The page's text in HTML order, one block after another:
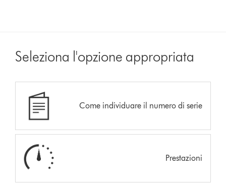
Seleziona l'opzione appropriata
Come individuare il numero di serie
Prestazioni